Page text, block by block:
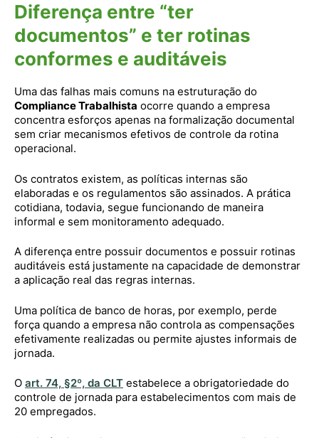
Diferença entre “ter
documentos” e ter rotinas
conformes e auditáveis
Uma das falhas mais comuns na estruturação do
Compliance Trabalhista ocorre quando a empresa
concentra esforços apenas na formalização documental
sem criar mecanismos efetivos de controle da rotina
operacional.
Os contratos existem, as políticas internas são
elaboradas e os regulamentos são assinados. A prática
cotidiana, todavia, segue funcionando de maneira
informal e sem monitoramento adequado.
A diferença entre possuir documentos e possuir rotinas
auditáveis está justamente na capacidade de demonstrar
a aplicação real das regras internas.
Uma política de banco de horas, por exemplo, perde
força quando a empresa não controla as compensações
efetivamente realizadas ou permite ajustes informais de
jornada.
O art. 74, §2º, da CLT estabelece a obrigatoriedade do
controle de jornada para estabelecimentos com mais de
20 empregados.